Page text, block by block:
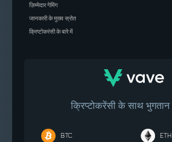
Barbados
ज़िम्मेदार गेमिंग
जानकारी के मुख्य स्रोत
क्रिप्टोकरंसी के बारे में
क्रिप्टोकरेंसी के साथ
BTC ETH